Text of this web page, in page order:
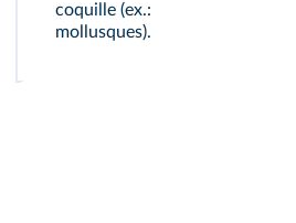
coquille (ex.:
mollusques).